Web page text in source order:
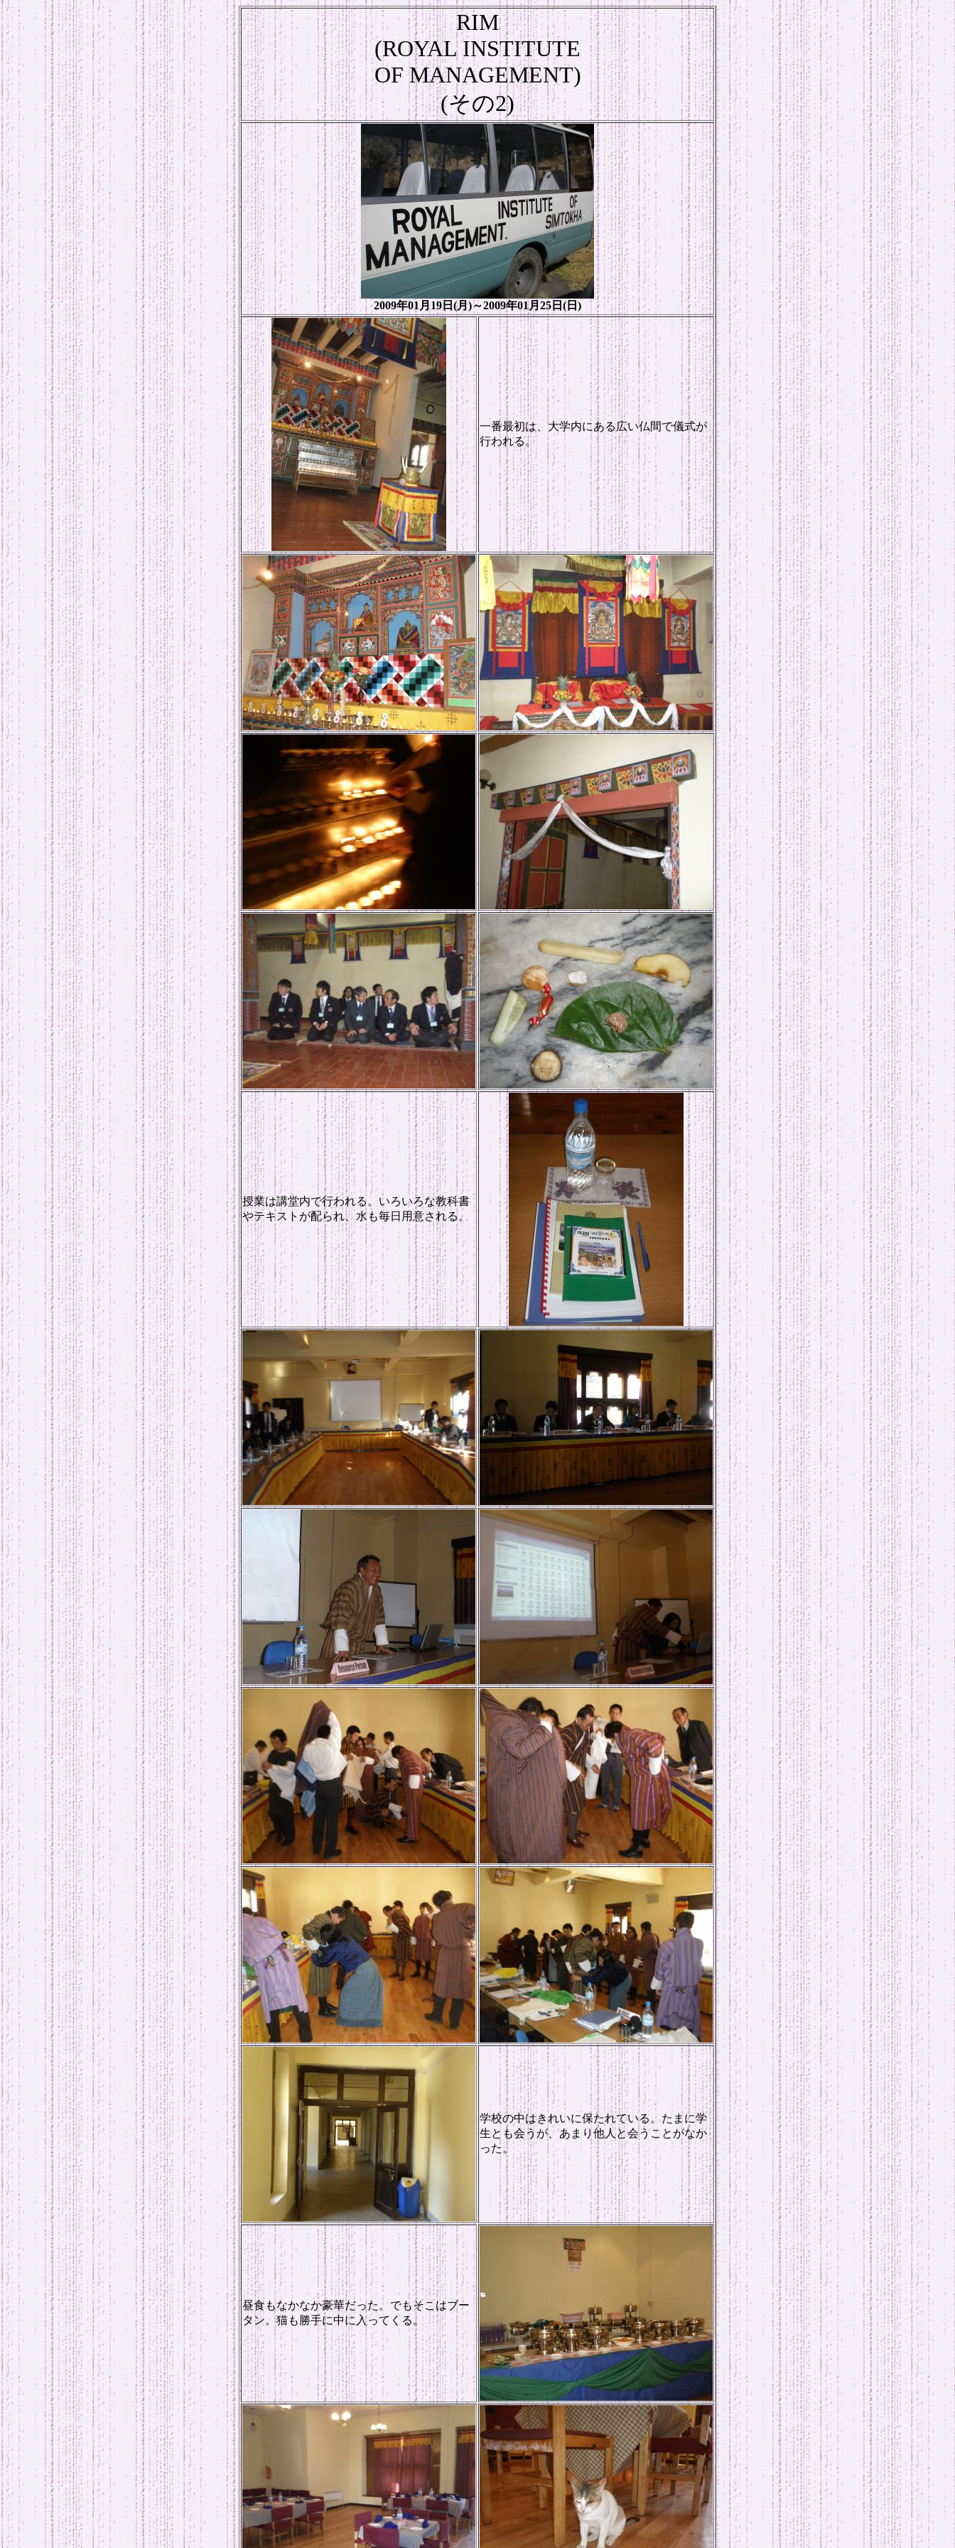
RIM
(ROYAL INSTITUTE
OF MANAGEMENT)
(その2)
2009年01月19日(月)～2009年01月25日(日)
一番最初は、大学内にある広い仏間で儀式が
行われる。
授業は講堂内で行われる。いろいろな教科書
やテキストが配られ、水も毎日用意される。
学校の中はきれいに保たれている。たまに学
生とも会うが、あまり他人と会うことがなか
った。
昼食もなかなか豪華だった。でもそこはブー
タン。猫も勝手に中に入ってくる。